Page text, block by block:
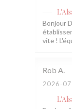
Bonjour
vite !
Rob A
2026-